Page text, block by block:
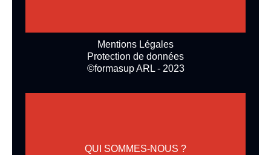
Mentions Légales
Protection de données
©formasup ARL - 2023
QUI SOMMES-NOUS ?